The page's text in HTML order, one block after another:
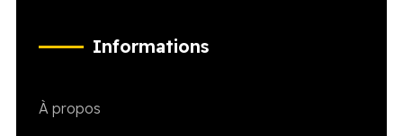
Informations
À propos